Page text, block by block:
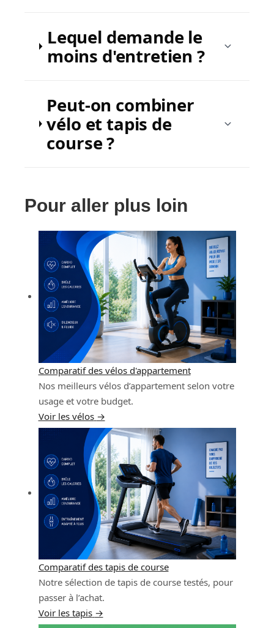
Lequel demande le
moins d'entretien ?
Peut-on combiner
vélo et tapis de
course ?
Pour aller plus loin
Comparatif des vélos d'appartement
Nos meilleurs vélos d’appartement selon votre
usage et votre budget.
Voir les vélos →
Comparatif des tapis de course
Notre sélection de tapis de course testés, pour
passer à l’achat.
Voir les tapis →